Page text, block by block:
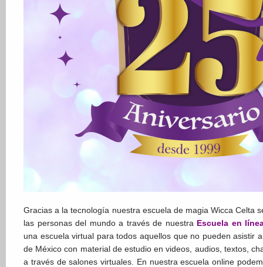
Gracias a la tecnología nuestra escuela de magia Wicca Celta
las personas del mundo a través de nuestra Escuela en
una escuela virtual para todos aquellos que no pueden asistir
de México con material de estudio en videos, audios, textos,
a través de salones virtuales. En nuestra escuela online